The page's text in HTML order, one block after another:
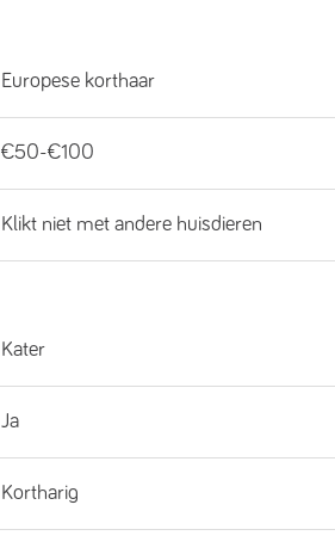
Europese korthaar
€50-€100
Klikt niet met andere huisdieren
Kater
Ja
Kortharig